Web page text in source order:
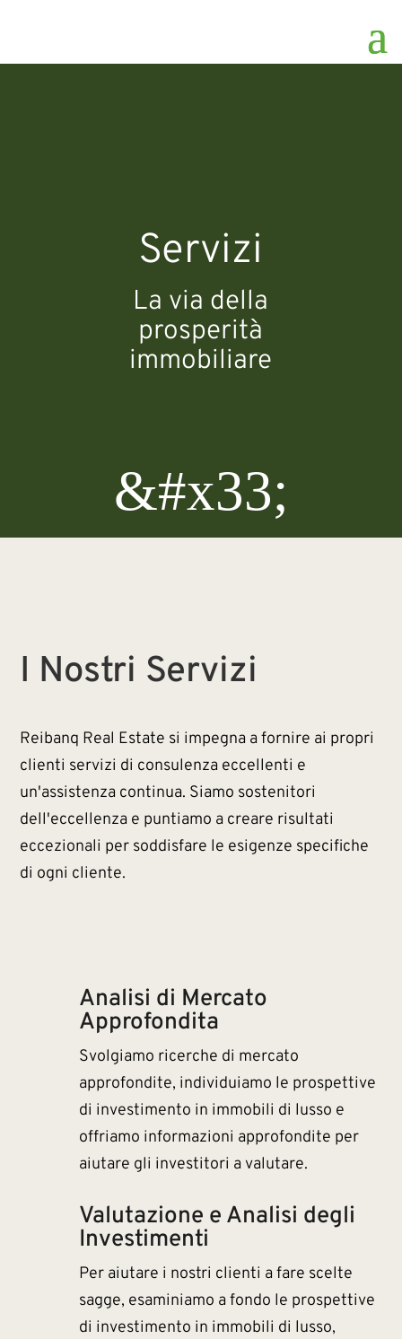
Servizi
La via della
prosperità
immobiliare
&#x33;
I Nostri Servizi
Reibanq Real Estate si impegna a fornire ai propri
clienti servizi di consulenza eccellenti e
un'assistenza continua. Siamo sostenitori
dell'eccellenza e puntiamo a creare risultati
eccezionali per soddisfare le esigenze specifiche
di ogni cliente.
Analisi di Mercato
Approfondita
Svolgiamo ricerche di mercato
approfondite, individuiamo le prospettive
di investimento in immobili di lusso e
offriamo informazioni approfondite per
aiutare gli investitori a valutare.
Valutazione e Analisi degli
Investimenti
Per aiutare i nostri clienti a fare scelte
sagge, esaminiamo a fondo le prospettive
di investimento in immobili di lusso,